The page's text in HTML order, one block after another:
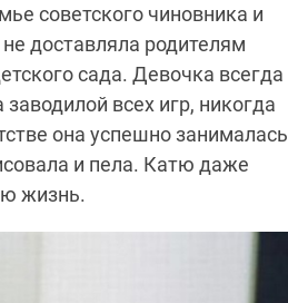
советского чиновника и
доставляла родителям
сада. Девочка всегда
всех игр, никогда
она успешно занималась
и пела. Катю даже
жизнь.